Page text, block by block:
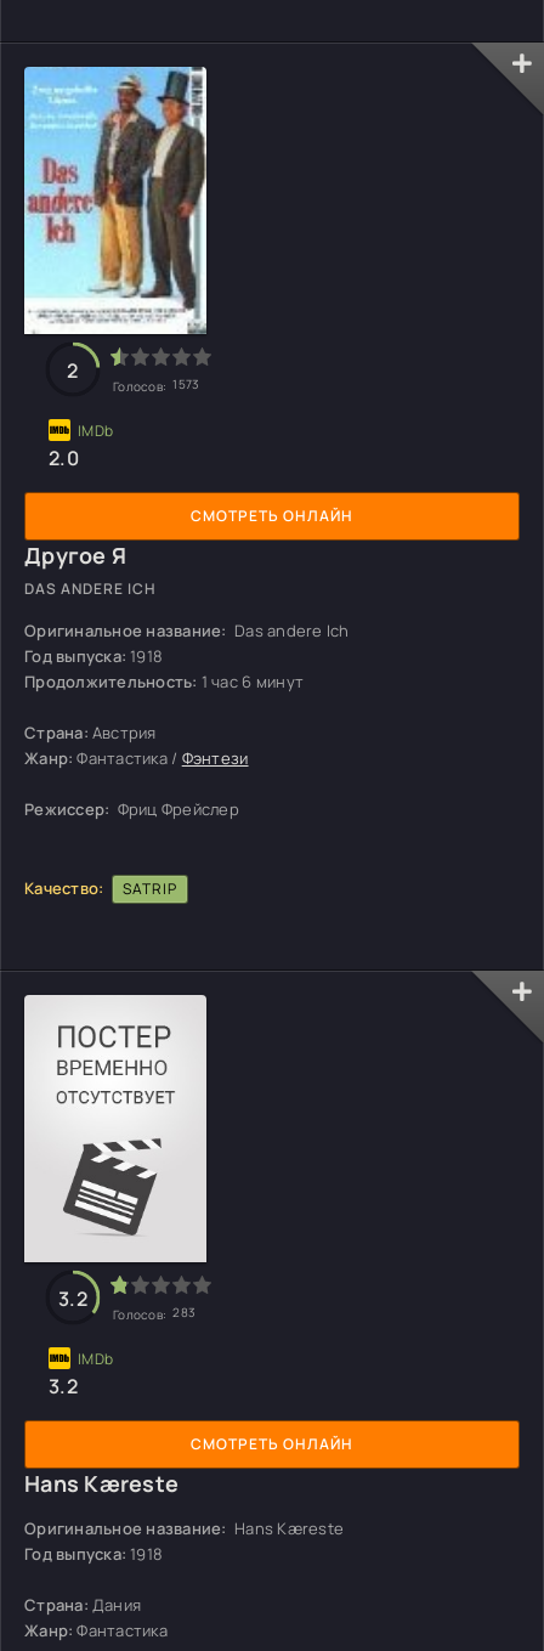
Другое Я
DAS ANDERE ICH
Оригинальное название: Das andere Ich
Год выпуска: 1918
Продолжительность: 1 час 6 минут
Страна: Австрия
Жанр: Фантастика / Фэнтези
Режиссер: Фриц Фрейслер
Качество: SATRIP
СМОТРЕТЬ ОНЛАЙН
2
Голосов: 1573
2.0
Hans Kæreste
Оригинальное название: Hans Kæreste
Год выпуска: 1918
Страна: Дания
Жанр: Фантастика
СМОТРЕТЬ ОНЛАЙН
3.2
Голосов: 283
3.2